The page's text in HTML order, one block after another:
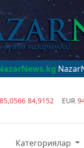
NazarNews -
85,0566 84,9152 EUR
Категориялар